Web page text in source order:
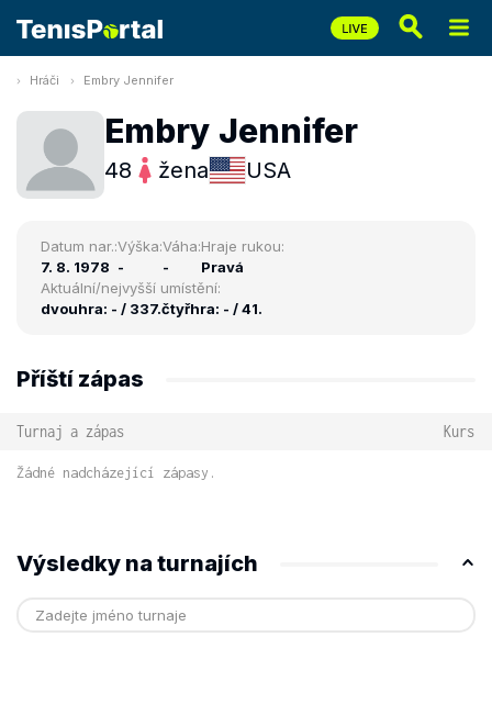
Hráči Embry Jennifer
Embry Jennifer
48 žena USA
Datum nar.:
7. 8. 1978
Výška:
-
Váha:
-
Hraje rukou:
Pravá
Aktuální/nejvyšší umístění:
dvouhra: - / 337.čtyřhra: - / 41.
Příští zápas
Turnaj a zápas Kurs
Žádné nadcházející zápasy.
Výsledky na turnajích